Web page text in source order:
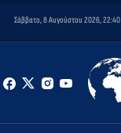
Σάββατο, 8 Αυγούστου 2026, 22:40